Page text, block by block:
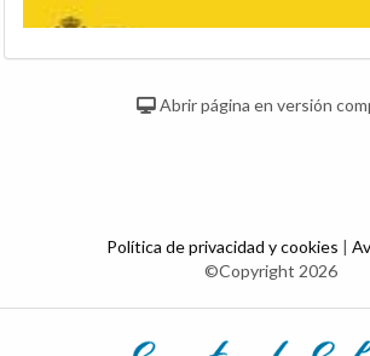
Abrir página en versión
Política de privacidad y cookies |
©Copyright 2026